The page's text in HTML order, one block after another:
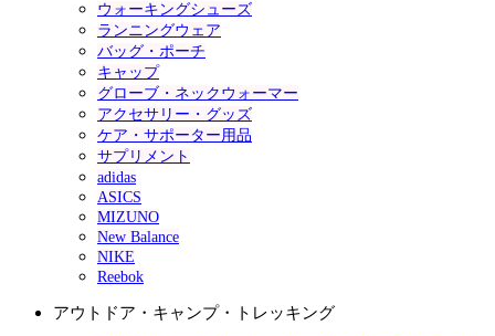
ウォーキングシューズ
ランニングウェア
バッグ・ポーチ
キャップ
グローブ・ネックウォーマー
アクセサリー・グッズ
ケア・サポーター用品
サプリメント
adidas
ASICS
MIZUNO
New Balance
NIKE
Reebok
アウトドア・キャンプ・トレッキング